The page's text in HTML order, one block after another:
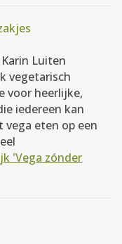
Luiten
vegetarisch
voor heerlijke,
iedereen kan
vega eten op een
'Vega zónder